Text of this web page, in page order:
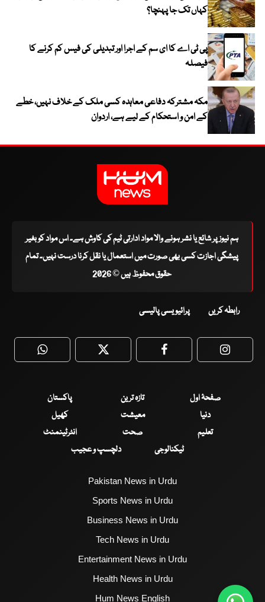
کہاں تک جا پہنچا؟
پی ٹی اے کا ای سم کے اجرا اور تبدیلی کی فیس کم کرنے کا
فیصلہ
مکہ مشترکہ دفاعی معاہدہ کسی ملک کے خلاف نہیں، خطے
کے امن و استحکام کے لیے ہے، اردوان
ہم نیوز پر شائع یا نشر ہونے والا مواد ادارتی ٹیم کی کاوش ہے۔ اس مواد کو بغیر
پیشگی اجازت کسی بھی صورت میں استعمال یا نقل کرنا درست نہیں۔ تمام
حقوق محفوظ ہیں © 2026
رابطہ کریں پرائیویسی پالیسی
WhatsApp Twitter Facebook
صفحۂ اول تازہ ترین
پاکستان
دنیا
معیشت
کھیل
تعلیم
صحت
انٹرٹینمنٹ
ٹیکنالوجی
دلچسپ و عجیب
Pakistan News in Urdu
Sports News in Urdu
Business News in Urdu
Tech News in Urdu
Entertainment News in Urdu
Health News in Urdu
Hum News English